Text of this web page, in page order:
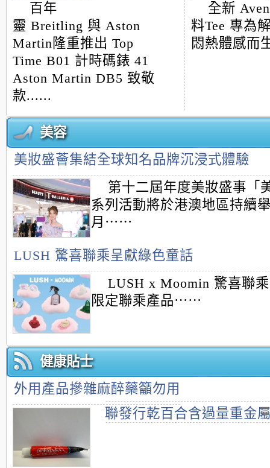
百年
靈 Breitling 與 Aston
Martin 隆重推出 Top
Time B01 計時碼錶 41
Aston Martin DB5 致敬
款......
全新
料Tee 專為
悶熱體感而
美容
美妝盛薈集結全球知名品牌沉浸式體驗
第十二屆年度美妝盛事「
系列活動將於港澳地區持續
月⋯⋯
LUSH 驚喜聯乘呈獻綠色童話
LUSH x Moomin 驚喜聯
限定聯乘產品⋯⋯
健康貼士
外用產品摻雜麻醉藥籲勿用
聯發行乾百合含過量重金